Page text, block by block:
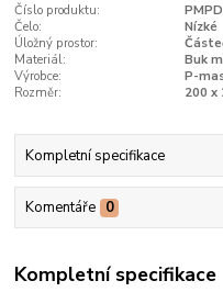
Číslo produktu:
Čelo:
Nízké
Úložný prostor:
Materiál:
Buk
Výrobce:
P-
Rozměr:
200 x
Kompletní specifikace
Komentáře 0
Kompletní specifikace